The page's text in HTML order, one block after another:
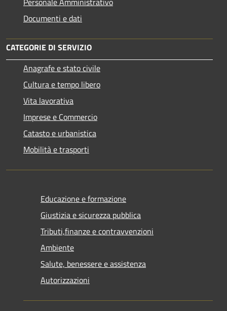
Documenti e dati
CATEGORIE DI SERVIZIO
Anagrafe e stato civile
Cultura e tempo libero
Vita lavorativa
Imprese e Commercio
Catasto e urbanistica
Mobilità e trasporti
Educazione e formazione
Giustizia e sicurezza pubblica
Tributi,finanze e contravvenzioni
Ambiente
Salute, benessere e assistenza
Autorizzazioni